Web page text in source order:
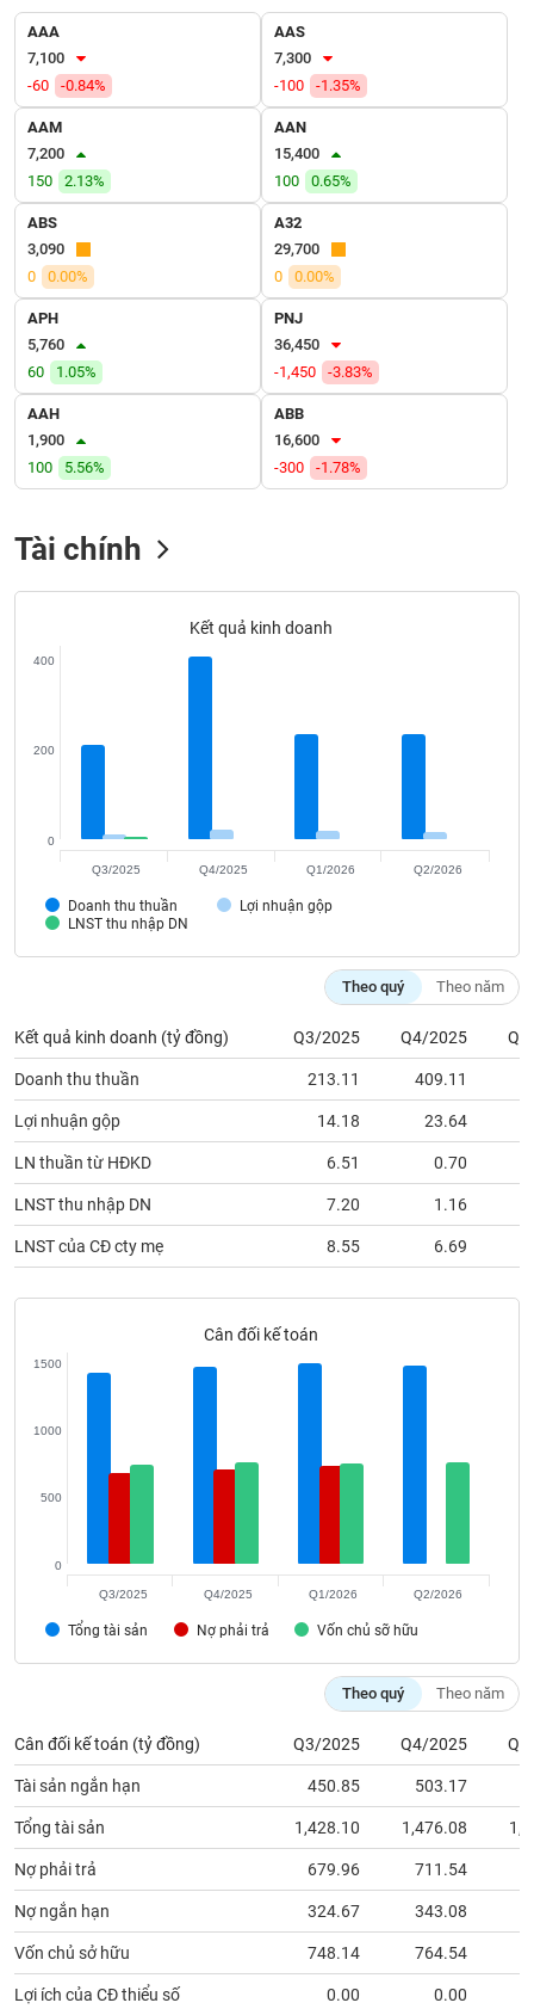
AAA
7,100
-60
-0.84%
AAS
7,300
-100
-1.35%
AAM
7,200
150
2.13%
AAN
15,400
100
0.65%
ABS
3,090
0
0.00%
A32
29,700
0
0.00%
APH
5,760
60
1.05%
PNJ
36,450
-1,450
-3.83%
AAH
1,900
100
5.56%
ABB
16,600
-300
-1.78%
Tài chính
Kết quả kinh doanh
Doanh thu thuần
Lợi nhuận gộp
LNST thu nhập DN
0
200
400
Q3/2025 Q4/2025 Q1/2026 Q2/2026
Theo quý Theo năm
Kết quả kinh doanh (tỷ đồng) Q3/2025 Q4/2025
Doanh thu thuần 213.11 409.11
Lợi nhuận gộp 14.18 23.64
LN thuần từ HĐKD 6.51 0.70
LNST thu nhập DN 7.20 1.16
LNST của CĐ cty mẹ 8.55 6.69
Cân đối kế toán
Tổng tài sản Nợ phải trả Vốn chủ sỡ hữu
0
500
1000
1500
Q3/2025 Q4/2025 Q1/2026 Q2/2026
Theo quý Theo năm
Cân đối kế toán (tỷ đồng) Q3/2025 Q4/2025
Tài sản ngắn hạn 450.85 503.17
Tổng tài sản 1,428.10 1,476.08
Nợ phải trả 679.96 711.54
Nợ ngắn hạn 324.67 343.08
Vốn chủ sở hữu 748.14 764.54
Lợi ích của CĐ thiểu số 0.00 0.00
VỤ
TRUYỀN
THÔNG
TIỆN
ÍCH
BẤT
ĐỘNG
SẢN
Mã
chứng
khoán
(-)
Tất cả Cổ phiếu
Tin
của
tác
Báo
cáo
phân
tích
(-)
Thuật
ngữ
(-)
Dịch
Sách
cụ
đầu
tư
Truyền
thông
tài
chính